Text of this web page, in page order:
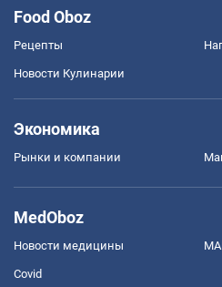
Food Oboz
Рецепты
Новости Кулинарии
Экономика
Рынки и компании
MedOboz
Новости медицины
Covid